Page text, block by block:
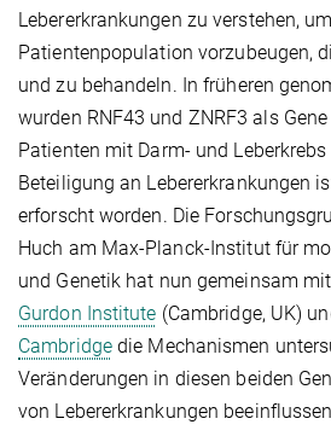
Lebererkrankungen zu verstehen,
Patientenpopulation vorzubeugen,
und zu behandeln. In früheren
wurden RNF43 und ZNRF3 als
Patienten mit Darm- und
Beteiligung an Lebererkrankungen
erforscht worden. Die
Huch am Max-Planck-Institut für
und Genetik hat nun gemeinsam
Gurdon Institute (Cambridge, UK)
Cambridgedie Mechanismen
Veränderungen in diesen beiden
von Lebererkrankungen